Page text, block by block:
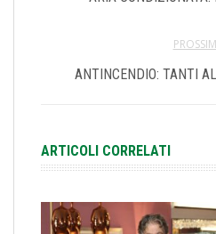
ANTINCENDIO: TANTI
ARTICOLI CORRELATI